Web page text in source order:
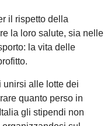
il rispetto della
la loro salute, sia nelle
la vita delle
alle lotte dei
quanto perso in
gli stipendi non